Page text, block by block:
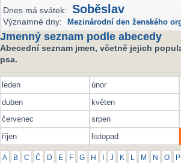
Dnes má svátek: Soběslav
Významné dny: Mezinárodní den ženského
Jmenný seznam podle abecedy
Abecední seznam jmen, včetně jejich
psa.
leden únor
duben
květen
červenec
srpen
říjen
listopad
A B C Č D E F G H J K L M N O P